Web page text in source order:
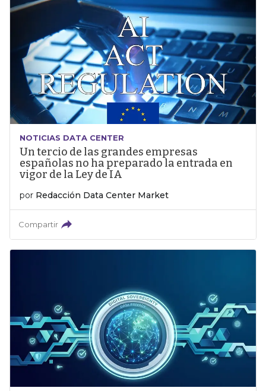
NOTICIAS DATA CENTER
Un tercio de las grandes empresas
españolas no ha preparado la entrada en
vigor de la Ley de IA
por Redacción Data Center Market
Compartir